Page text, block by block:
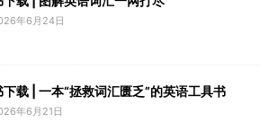
年6月24日
下载 | 一本“拯救词汇匮乏”的英语工具书
年6月21日